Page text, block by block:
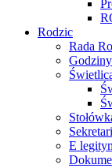
Rodzic
Rada
E